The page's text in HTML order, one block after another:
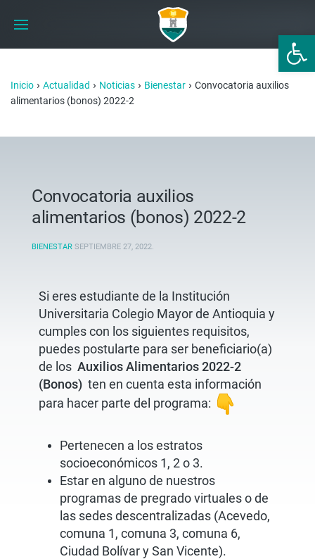
Abrir
Inicio › Actualidad › Noticias › Bienestar › Convocatoria auxilios
alimentarios (bonos) 2022-2
Convocatoria auxilios
alimentarios (bonos) 2022-2
BIENESTAR SEPTIEMBRE 27, 2022.
Si eres estudiante de la Institución
Universitaria Colegio Mayor de Antioquia y
cumples con los siguientes requisitos,
puedes postularte para ser beneficiario(a)
de los Auxilios Alimentarios 2022-2
(Bonos) ten en cuenta esta información
para hacer parte del programa:
Pertenecen a los estratos
socioeconómicos 1, 2 o 3.
Estar en alguno de nuestros
programas de pregrado virtuales o de
las sedes descentralizadas (Acevedo,
comuna 1, comuna 3, comuna 6,
Ciudad Bolívar y San Vicente).